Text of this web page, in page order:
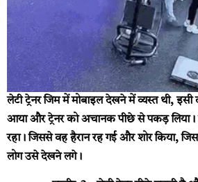
लेटी ट्रेनर जिम में मोबाइल देखने में व्यस्त थी, इसी
आया और ट्रेनर को अचानक पीछे से पकड़
रहा। जिससे वह हैरान रह गई और शोर किया,
लोग उसे देखने लगे।